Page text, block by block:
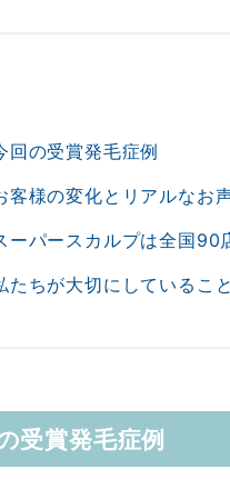
回の受賞発毛症例
客様の変化とリアルなお
ーパースカルプは全国90
たちが大切にしていること
受賞発毛症例